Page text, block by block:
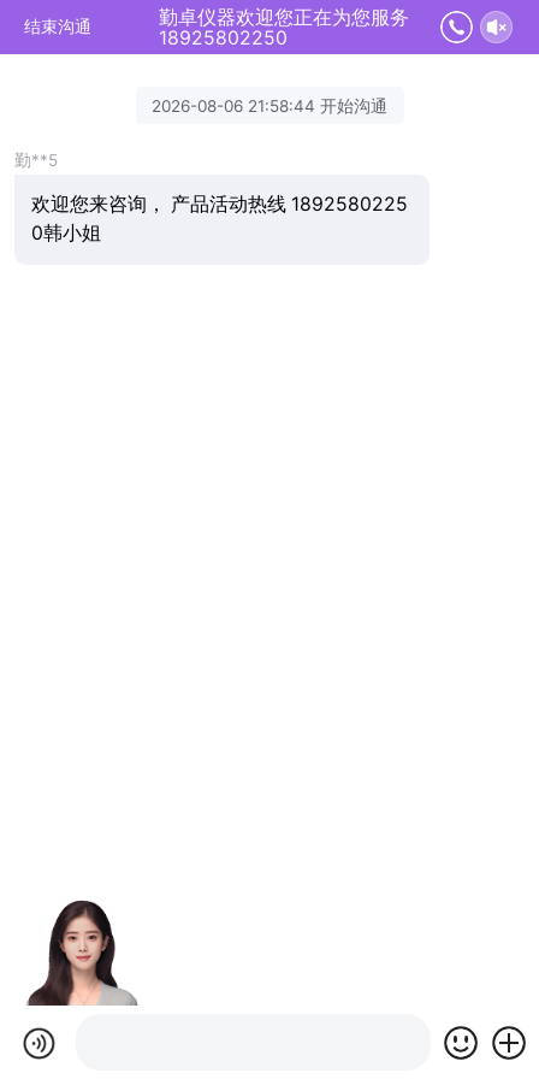
结束沟通
勤卓仪器欢迎您正在为您服务
18925802250
2026-08-06 21:58:44 开始沟通
勤**5
欢迎您来咨询， 产品活动热线 1892580225
0韩小姐